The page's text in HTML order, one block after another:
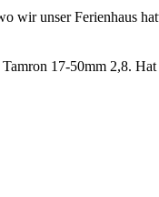
wir unser Ferienhaus
17-50mm 2,8.